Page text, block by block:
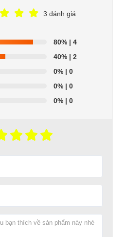
3 đánh giá
80% | 4
40% | 2
0% | 0
0% | 0
0% | 0